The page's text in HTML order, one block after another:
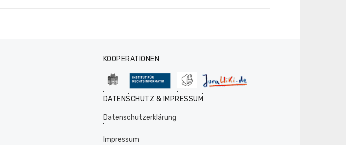
KOOPERATIONEN
DATENSCHUTZ & IMPRESSUM
Datenschutzerklärung
Impressum